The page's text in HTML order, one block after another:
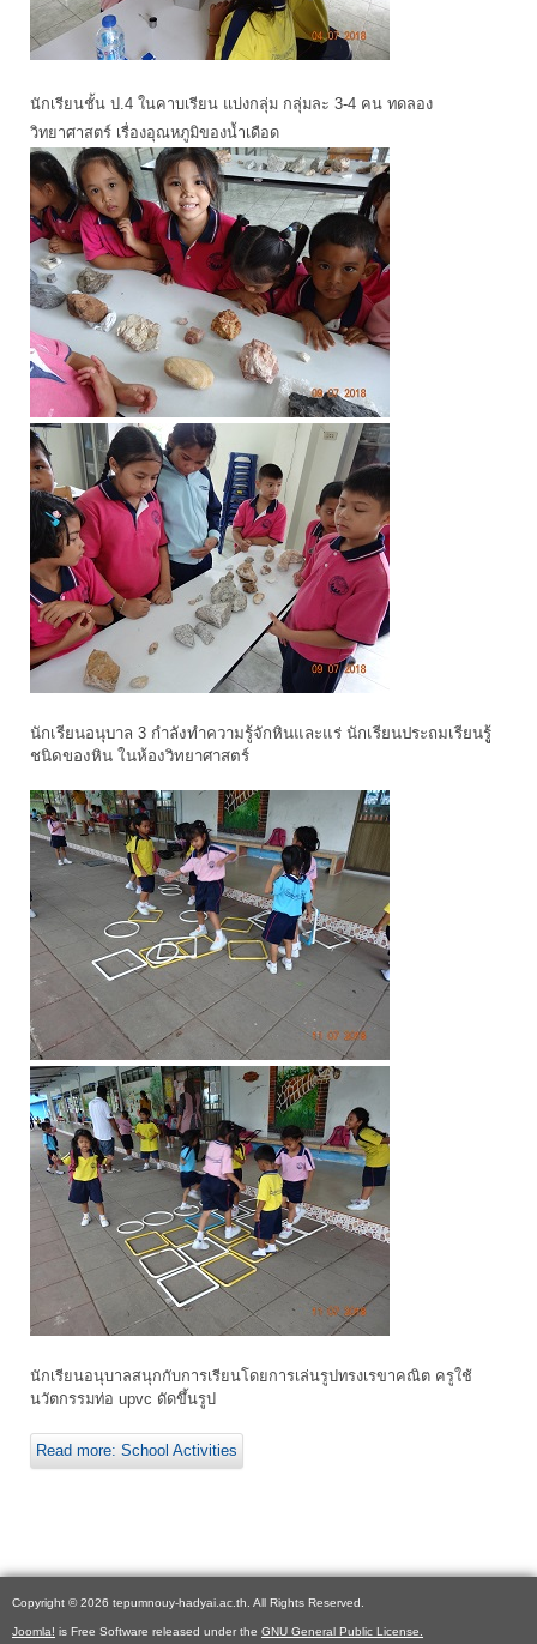
นักเรียนชั้น ป.4 ในคาบเรียน แบ่งกลุ่ม กลุ่มละ 3-4 คน ทดลอง
วิทยาศาสตร์ เรื่องอุณหภูมิของน้ำเดือด
นักเรียนอนุบาล 3 กำลังทำความรู้จักหินและแร่ นักเรียนประถมเรียนรูู้
ชนิดของหิน ในห้องวิทยาศาสตร์
นักเรียนอนุบาลสนุกกับการเรียนโดยการเล่นรูปทรงเรขาคณิต ครูใช้
นวัตกรรมท่อ upvc ดัดขึ้นรูป
Read more: School Activities
Copyright © 2026 tepumnouy-hadyai.ac.th. All Rights Reserved.
Joomla! is Free Software released under the GNU General Public License.